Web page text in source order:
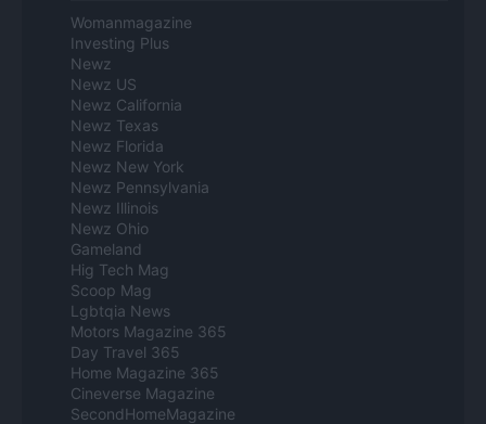
Womanmagazine
Investing Plus
Newz
Newz US
Newz California
Newz Texas
Newz Florida
Newz New York
Newz Pennsylvania
Newz Illinois
Newz Ohio
Gameland
Hig Tech Mag
Scoop Mag
Lgbtqia News
Motors Magazine 365
Day Travel 365
Home Magazine 365
Cineverse Magazine
SecondHomeMagazine